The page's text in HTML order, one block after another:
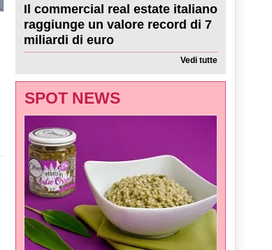
Il commercial real estate italiano
raggiunge un valore record di 7
miliardi di euro
Vedi tutte
SPOT NEWS